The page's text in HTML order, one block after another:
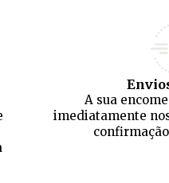
A sua
imediatamente